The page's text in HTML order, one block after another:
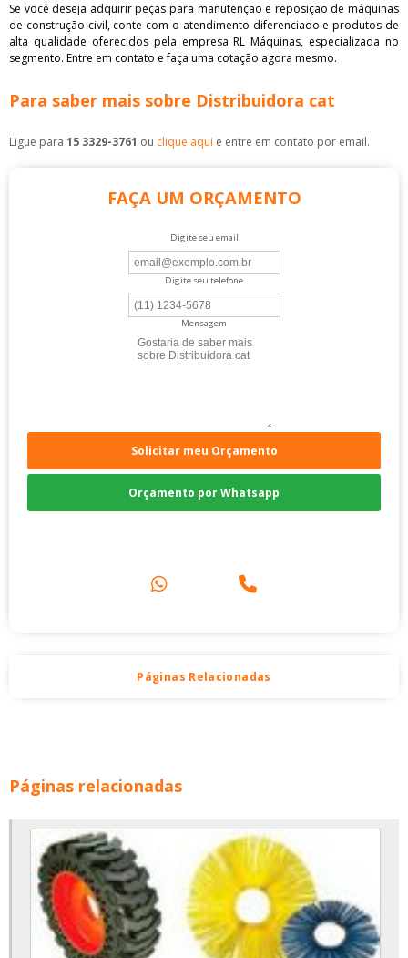
Se você deseja adquirir peças para manutenção e reposição de máquinas
de construção civil, conte com o atendimento diferenciado e produtos de
alta qualidade oferecidos pela empresa RL Máquinas, especializada no
segmento. Entre em contato e faça uma cotação agora mesmo.
Para saber mais sobre Distribuidora cat
Ligue para 15 3329-3761 ou clique aqui e entre em contato por email.
FAÇA UM ORÇAMENTO
Digite seu email
Digite seu telefone
Mensagem
Solicitar meu Orçamento
Orçamento por Whatsapp
Páginas Relacionadas
Páginas relacionadas